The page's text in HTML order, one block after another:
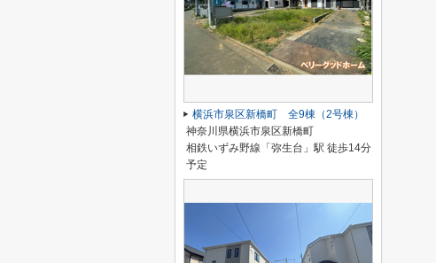
横浜市泉区新橋町 全9棟（2号棟）
神奈川県横浜市泉区新橋町
相鉄いずみ野線「弥生台」駅 徒歩14分
予定